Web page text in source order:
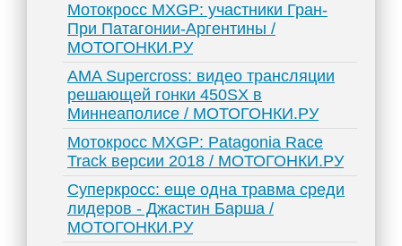
Мотокросс MXGP: участники Гран-
При Патагонии-Аргентины /
МОТОГОНКИ.РУ
AMA Supercross: видео трансляции
решающей гонки 450SX в
Миннеаполисе / МОТОГОНКИ.РУ
Мотокросс MXGP: Patagonia Race
Track версии 2018 / МОТОГОНКИ.РУ
Суперкросс: еще одна травма среди
лидеров - Джастин Барша /
МОТОГОНКИ.РУ